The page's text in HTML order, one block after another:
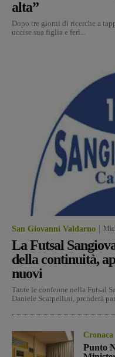
alta”
Dopo tre giorni di ricerche a
uccise sua figlia e ferì...
San Giovanni Valdarno
La Futsal
della continuità,
nuovi
Tante le conferme nella Futsal
Daniele Scarpellini, prenderà
Cronaca
Punto